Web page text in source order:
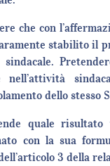
che con
stabilito il
dello stesso
quale risultato
con la sua
3 della